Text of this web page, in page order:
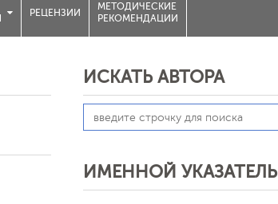
РЕЦЕНЗИИ
МЕТОДИЧЕСКИЕ
РЕКОМЕНДАЦИИ
ИСКАТЬ АВТОРА
ИМЕННОЙ УКАЗАТЕЛЬ